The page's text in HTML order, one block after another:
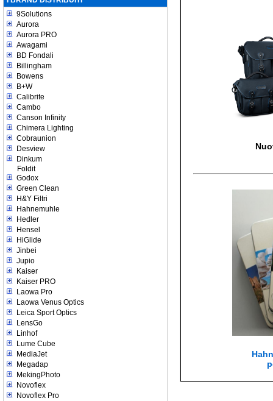
9Solutions
Aurora
Aurora PRO
Awagami
BD Fondali
Billingham
Bowens
B+W
Calibrite
Cambo
Canson Infinity
Chimera Lighting
Cobraunion
Desview
Dinkum
Foldit
Godox
Green Clean
H&Y Filtri
Hahnemuhle
Hedler
Hensel
HiGlide
Jinbei
Jupio
Kaiser
Kaiser PRO
Laowa Pro
Laowa Venus Optics
Leica Sport Optics
LensGo
Linhof
Lume Cube
MediaJet
Megadap
MekingPhoto
Novoflex
Novoflex Pro